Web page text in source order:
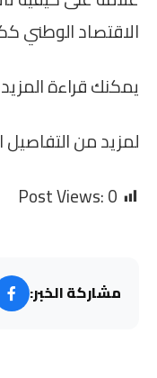
الاقتصاد الوطني
يمكنك قراءة
لمزيد من
Post Views:0
مشاركة الخبر: